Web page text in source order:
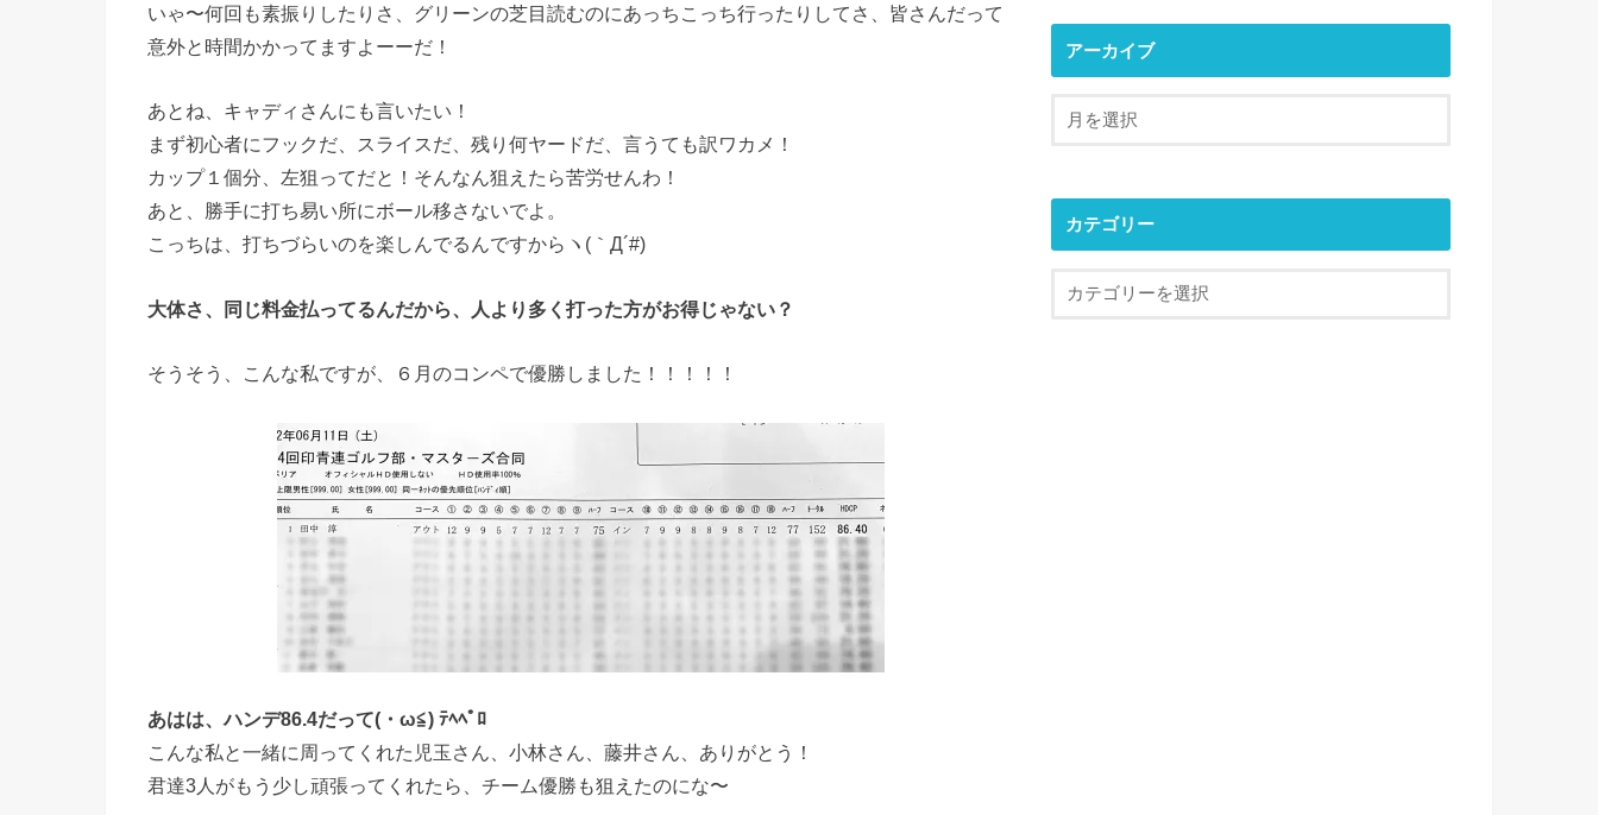
いゃ〜何回も素振りしたりさ、 グリーンの芝目読むのにあっちこっち行ったりしてさ、 皆さんだって
意外と時間かかってますよーーだ！
あとね、キャディさんにも言いたい！
まず初心者にフックだ、スライスだ、残り何ヤードだ、 言うても訳ワカメ！
カップ１個分、左狙ってだと！そんなん狙えたら苦労せんわ！
あと、勝手に打ち易い所にボール移さないでよ。
こっちは、打ちづらいのを楽しんでるんですからヽ(｀Д´#)
大体さ、同じ料金払ってるんだから、 人より多く打った方がお得じゃない？
そうそう、こんな私ですが、６月のコンペで優勝しました！！！！ ！
あはは、ハンデ86.4だって(・ω≦) ﾃﾍﾍﾟﾛ
こんな私と一緒に周ってくれた児玉さん、小林さん、藤井さん、ありがとう！
君達3人がもう少し頑張ってくれたら、チーム優勝も狙えたのにな〜
アーカイブ
カテゴリー